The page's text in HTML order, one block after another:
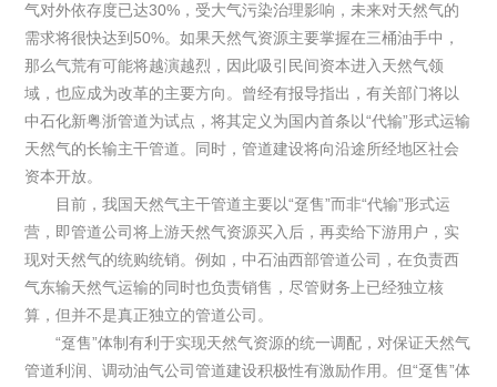
气对外依存度已达30%，受大气污染治理影响，未来对天然气的
需求将很快达到50%。如果天然气资源主要掌握在三桶油手中，
那么气荒有可能将越演越烈，因此吸引民间资本进入天然气领
域，也应成为改革的主要方向。曾经有报导指出，有关部门将以
中石化新粤浙管道为试点，将其定义为国内首条以“代输”形式运输
天然气的长输主干管道。同时，管道建设将向沿途所经地区社会
资本开放。
目前，我国天然气主干管道主要以“趸售”而非“代输”形式运
营，即管道公司将上游天然气资源买入后，再卖给下游用户，实
现对天然气的统购统销。例如，中石油西部管道公司，在负责西
气东输天然气运输的同时也负责销售，尽管财务上已经独立核
算，但并不是真正独立的管道公司。
“趸售”体制有利于实现天然气资源的统一调配，对保证天然气
管道利润、调动油气公司管道建设积极性有激励作用。但“趸售”体